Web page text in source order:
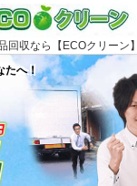
回収なら【ECOクリーン】
たへ！